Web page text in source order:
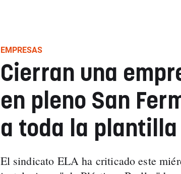
EMPRESAS
Cierran una
en pleno San
a toda la plantilla
El sindicato ELA ha criticado este